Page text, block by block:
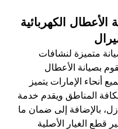
الكهربائية
متميزة لنشافات
بصيانة الأعطال
أنحاء الإمارات يتميز
المناطق ويقدم خدمة
بالإضافة إلى ضمان ما
قطع الغيار الأصلية